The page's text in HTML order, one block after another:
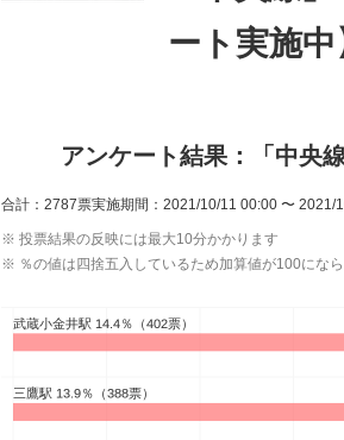
企業
ちょっと気になるネットの話題
ート実施中
アンケート結果：「中央
合計：2787票実施期間：2021/10/11 00:00 〜 2021/
※ 投票結果の反映には最大10分かかります
※ ％の値は四捨五入しているため加算値が100にな